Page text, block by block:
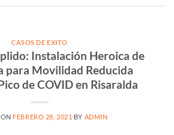
CASOS DE EXITO
Instalación Heroica de
para Movilidad Reducida
de COVID en Risaralda
FEBRERO 28, 2021 BY ADMIN